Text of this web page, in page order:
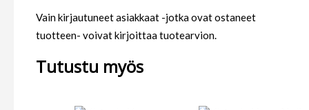
Vain kirjautuneet asiakkaat -jotka ovat ostaneet
tuotteen- voivat kirjoittaa tuotearvion.
Tutustu myös